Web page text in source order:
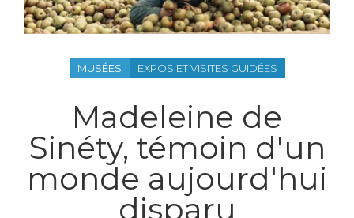
MUSÉES EXPOS ET VISITES GUIDÉES
Madeleine de
Sinéty, témoin d'un
monde aujourd'hui
disparu